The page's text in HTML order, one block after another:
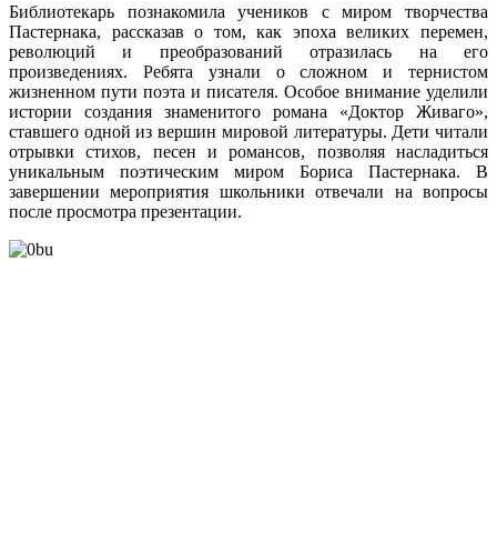
Библиотекарь познакомила учеников с миром творчества
Пастернака, рассказав о том, как эпоха великих перемен,
революций и преобразований отразилась на его
произведениях. Ребята узнали о сложном и тернистом
жизненном пути поэта и писателя. Особое внимание уделили
истории создания знаменитого романа «Доктор Живаго»,
ставшего одной из вершин мировой литературы. Дети читали
отрывки стихов, песен и романсов, позволяя насладиться
уникальным поэтическим миром Бориса Пастернака. В
завершении мероприятия школьники отвечали на вопросы
после просмотра презентации.